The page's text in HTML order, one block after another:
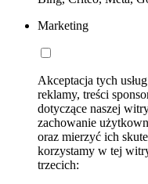
Marketing
Akceptacja tych
reklamy, treści
dotyczące naszej
zachowanie
oraz mierzyć ich
korzystamy w tej
trzecich: